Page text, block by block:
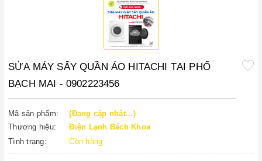
SỬA MÁY SẤY QUẦN ÁO HITACHI TẠI PHỐ
BẠCH MAI - 0902223456
Mã sản phẩm:
(Đang cập nhật...)
Thương hiệu:
Điện Lạnh Bách Khoa
Tình trạng:
Còn hàng